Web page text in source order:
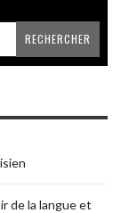
de la langue et